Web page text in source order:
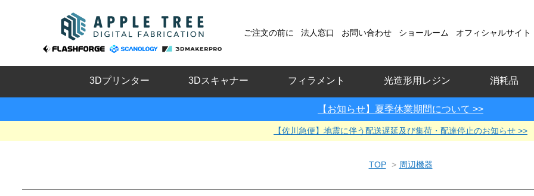
ご注文の前に 法人窓口 お問い合わせ ショールーム オフィシャルサイト
3Dプリンター 3Dスキャナー フィラメント 光造形用レジン 消耗品
【お知らせ】夏季休業期間について >>
【佐川急便】地震に伴う配送遅延及び集荷・配達停止のお知らせ >>
TOP > 周辺機器